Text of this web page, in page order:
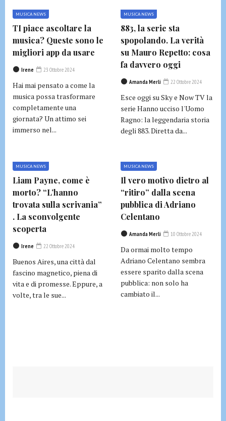
MUSICA NEWS
TI piace ascoltare la
musica? Queste sono le
migliori app da usare
Irene 23 Ottobre 2024
Hai mai pensato a come la
musica possa trasformare
completamente una
giornata? Un attimo sei
immerso nel...
MUSICA NEWS
883, la serie sta
spopolando. La verità
su Mauro Repetto: cosa
fa davvero oggi
Amanda Merli 22 Ottobre 2024
Esce oggi su Sky e Now TV la
serie Hanno ucciso l'Uomo
Ragno: la leggendaria storia
degli 883. Diretta da...
MUSICA NEWS
Liam Payne, come è
morto? “L’hanno
trovata sulla scrivania”
. La sconvolgente
scoperta
Irene 22 Ottobre 2024
Buenos Aires, una città dal
fascino magnetico, piena di
vita e di promesse. Eppure, a
volte, tra le sue...
MUSICA NEWS
Il vero motivo dietro al
“ritiro” dalla scena
pubblica di Adriano
Celentano
Amanda Merli 10 Ottobre 2024
Da ormai molto tempo
Adriano Celentano sembra
essere sparito dalla scena
pubblica: non solo ha
cambiato il...